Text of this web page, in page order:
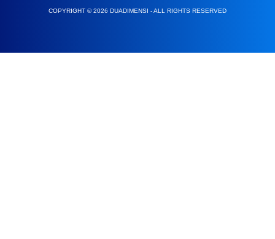
COPYRIGHT © 2026 DUADIMENSI - ALL RIGHTS RESERVED